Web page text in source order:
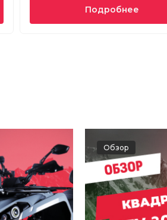
Подробнее
Обзор